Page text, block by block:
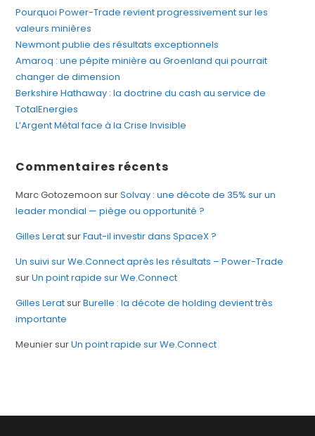
Pourquoi Power-Trade revient progressivement sur les
valeurs minières
Newmont publie des résultats exceptionnels
Amaroq : une pépite minière au Groenland qui pourrait
changer de dimension
Berkshire Hathaway : la doctrine du cash au service de
TotalEnergies
L’Argent Métal face à la Crise Invisible
Commentaires récents
Marc Gotozemoon surSolvay : une décote de 35% sur un
leader mondial — piège ou opportunité ?
Gilles LeratsurFaut-il investir dans SpaceX ?
Un suivi sur We.Connect après les résultats – Power-Trade
surUn point rapide sur We.Connect
Gilles LeratsurBurelle : la décote de holding devient très
importante
MeuniersurUn point rapide sur We.Connect